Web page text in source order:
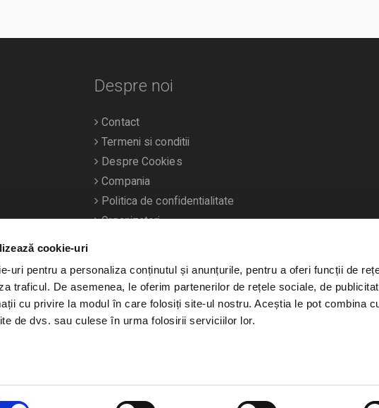
cookie-uri
uri pentru a personaliza conținutul și anunțurile, pentru a oferi funcții de
traficul. De asemenea, le oferim partenerilor de rețele sociale, de
cu privire la modul în care folosiți site-ul nostru. Aceștia le pot combina
de dvs. sau culese în urma folosirii serviciilor lor.
Despre noi
Contact
Termeni si conditii
Despre Cookies
Compania
Politica de confidentialitate
Organizatori